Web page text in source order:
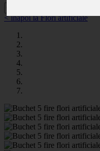
< înapoi la Flori artificiale